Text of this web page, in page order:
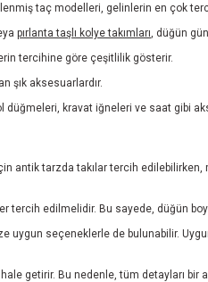
taç modelleri, gelinlerin en çok
pırlanta taşlı kolye takımları, düğün
tercihine göre çeşitlilik gösterir.
şık aksesuarlardır.
kravat iğneleri ve saat gibi
tarzda takılar tercih edilebilirken,
tercih edilmelidir. Bu sayede, düğün
uygun seçeneklerle de bulunabilir.
getirir. Bu nedenle, tüm detayları bir